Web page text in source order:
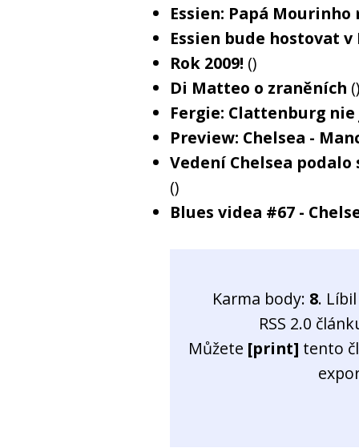
Essien: Papá
Essien bude hostovat
Rok 2009! ()
Di Matteo o zraněních ()
Fergie: Clattenburg
Preview: Chelsea -
Vedení Chelsea
()
Blues videa #67 -
Karma body: 8.
RSS 2.0
Můžete [print] tento